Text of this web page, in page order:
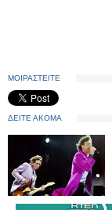
ΜΟΙΡΑΣΤΕΙΤΕ
ΔΕΙΤΕ ΑΚΟΜΑ